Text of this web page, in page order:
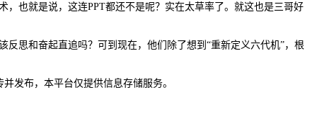
也就是说，这连PPT都还不是呢？实在太草率了。就这也是三哥好
和奋起直追吗？可到现在，他们除了想到“重新定义六代机”，根
布，本平台仅提供信息存储服务。